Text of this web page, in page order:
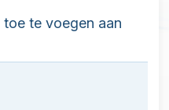
toe te voegen aan